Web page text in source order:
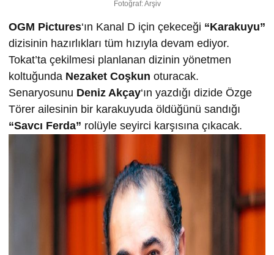
Fotoğraf: Arşiv
OGM Pictures‘ın Kanal D için çekeceği “Karakuyu”
dizisinin hazırlıkları tüm hızıyla devam ediyor.
Tokat’ta çekilmesi planlanan dizinin yönetmen
koltuğunda Nezaket Coşkun oturacak.
Senaryosunu Deniz Akçay‘ın yazdığı dizide Özge
Törer ailesinin bir karakuyuda öldüğünü sandığı
“Savcı Ferda” rolüyle seyirci karşısına çıkacak.